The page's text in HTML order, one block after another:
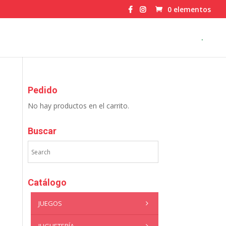
0 elementos
.
Pedido
No hay productos en el carrito.
Buscar
Catálogo
JUEGOS